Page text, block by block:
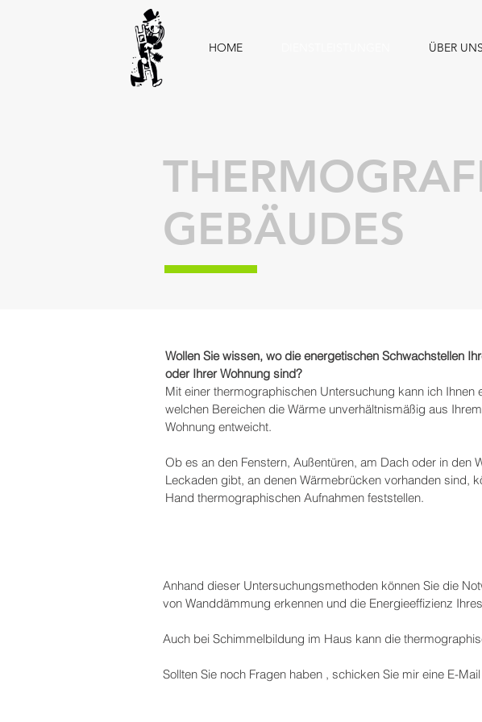
HOME ÜBER UNS
GEBÄUDES
Wollen Sie wissen, wo die energetischen Schwachstellen
oder Ihrer Wohnung sind?
Mit einer thermographischen Untersuchung kann ich Ihnen
welchen Bereichen die Wärme unverhältnismäßig aus
Wohnung entweicht.
Ob es an den Fenstern, Außentüren, am Dach oder in den
Leckaden gibt, an denen Wärmebrücken vorhanden sind,
Hand thermographischen Aufnahmen feststellen.
Anhand dieser Untersuchungsmethoden können Sie die
von Wanddämmung erkennen und die Energieeffizienz
Auch bei Schimmelbildung im Haus kann die
Sollten Sie noch Fragen haben , schicken Sie mir eine E-